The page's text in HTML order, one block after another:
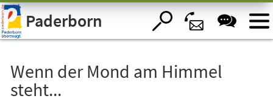
Visuelle
Assistenzsoftware
öffnen.Paderborn
Wenn der Mond am Himmel
steht...